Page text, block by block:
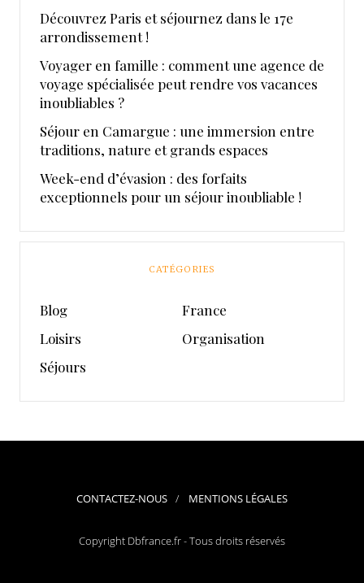
Découvrez Paris et séjournez dans le 17e
arrondissement !
Voyager en famille : comment une agence de
voyage spécialisée peut rendre vos vacances
inoubliables ?
Séjour en Camargue : une immersion entre
traditions, nature et grands espaces
Week-end d’évasion : des forfaits
exceptionnels pour un séjour inoubliable !
CATÉGORIES
Blog
France
Loisirs
Organisation
Séjours
CONTACTEZ-NOUS MENTIONS LÉGALES
Copyright Dbfrance.fr - Tous droits réservés